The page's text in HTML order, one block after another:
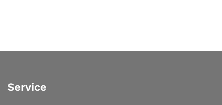
Service